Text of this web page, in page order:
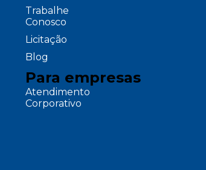
Trabalhe
Conosco
Licitação
Blog
Para empresas
Atendimento
Corporativo